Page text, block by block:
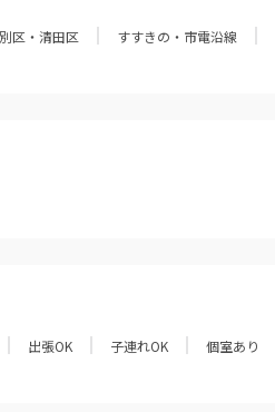
区・清田区 すすきの・市電沿線
出張OK 子連れOK 個室あり